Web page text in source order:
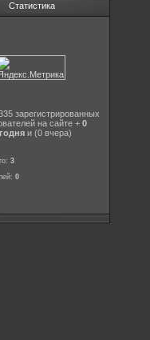
Статистика
зарегистрированных
на сайте + 0
и (0 вчера)
3
0